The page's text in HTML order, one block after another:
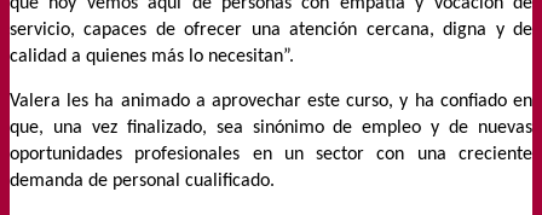
servicio, capaces de ofrecer una atención cercana, digna y de
calidad a quienes más lo necesitan”.
Valera les ha animado a aprovechar este curso, y ha confiado en
que, una vez finalizado, sea sinónimo de empleo y de nuevas
oportunidades profesionales en un sector con una creciente
demanda de personal cualificado.